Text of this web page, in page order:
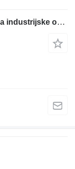
Einspeiseklemme Beckhoff EL1018 za industrijske opreme